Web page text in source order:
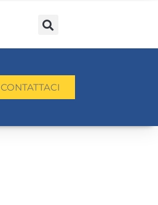
CONTATTACI